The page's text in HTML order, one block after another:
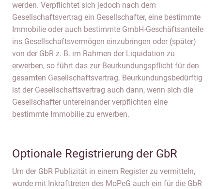
werden. Verpflichtet sich jedoch nach dem
Gesellschaftsvertrag ein Gesellschafter, eine bestimmte
Immobilie oder auch bestimmte GmbH-Geschäftsanteile
ins Gesellschaftsvermögen einzubringen oder (später)
von der GbR z. B. im Rahmen der Liquidation zu
erwerben, so führt das zur Beurkundungspflicht für den
gesamten Gesellschaftsvertrag. Beurkundungsbedürftig
ist der Gesellschaftsvertrag auch dann, wenn sich die
Gesellschafter untereinander verpflichten eine
bestimmte Immobilie zu erwerben.
Optionale Registrierung der GbR
Um der GbR Publizität in einem Register zu vermitteln,
wurde mit Inkrafttreten des MoPeG auch ein für die GbR